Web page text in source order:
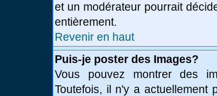
et un modérateur pourrait
entièrement.
Revenir en haut
Puis-je poster des Images?
Vous pouvez montrer des
Toutefois, il n'y a actuellement